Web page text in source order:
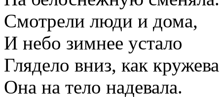
Смотрели люди и дома,
И небо зимнее устало
Глядело вниз, как кружева
Она на тело надевала.